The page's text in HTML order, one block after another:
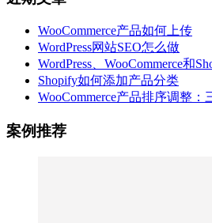
WooCommerce产品如何上传
WordPress网站SEO怎么做
WordPress、WooCommerce和
Shopify如何添加产品分类
WooCommerce产品排序调整
案例推荐